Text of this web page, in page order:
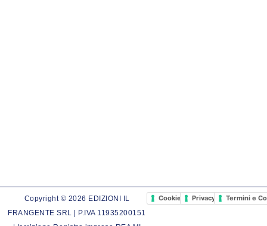
Copyright © 2026 EDIZIONI IL
FRANGENTE SRL | P.IVA 11935200151
Cookie PolicyPrivacy PolicyTermini e